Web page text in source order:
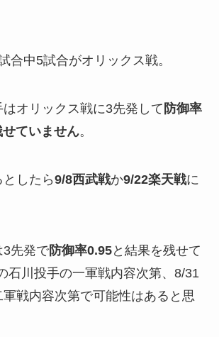
合中5試合がオリックス戦。
オリックス戦に3先発して 防御率
ていません。
したら9/8西武戦か9/22楽天戦に
3先発で防御率0.95と結果を残せて
石川投手の一軍戦内容次第、8/31
戦内容次第で可能性はあると思